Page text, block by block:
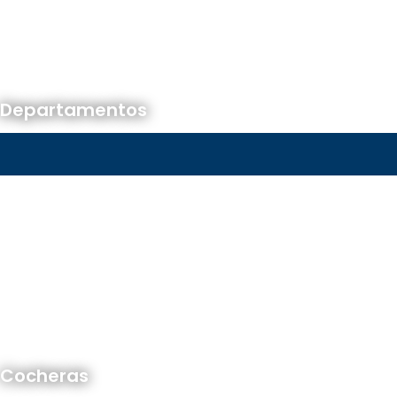
Departamentos
Cocheras